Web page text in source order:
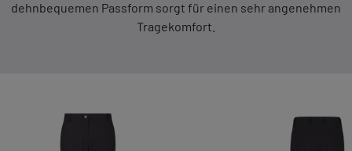
dehnbequemen Passform sorgt für einen sehr angenehmen
Tragekomfort.